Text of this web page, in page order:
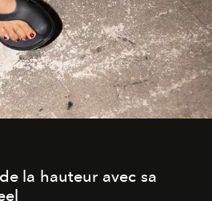
la hauteur avec sa